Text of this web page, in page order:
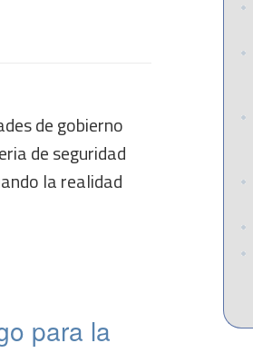
de gobierno
de seguridad
la realidad
para la